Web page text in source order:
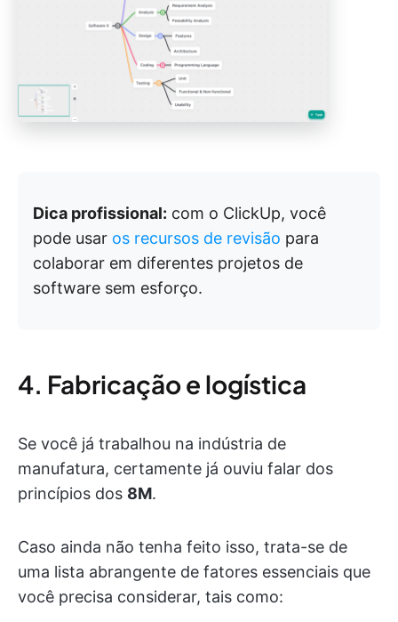
Dica profissional: com o ClickUp, você
pode usar os recursos de revisão para
colaborar em diferentes projetos de
software sem esforço.
4. Fabricação e logística
Se você já trabalhou na indústria de
manufatura, certamente já ouviu falar dos
princípios dos 8M.
Caso ainda não tenha feito isso, trata-se de
uma lista abrangente de fatores essenciais que
você precisa considerar, tais como: